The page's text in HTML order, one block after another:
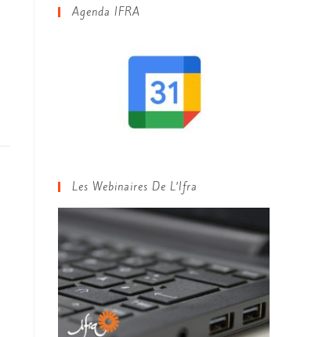
Agenda IFRA
Les Webinaires De L’Ifra